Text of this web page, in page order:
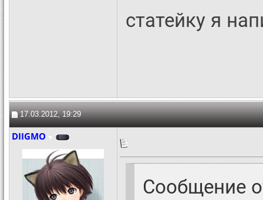
статейку я
17.03.2012, 19:29
DIIGMO
Сообщение